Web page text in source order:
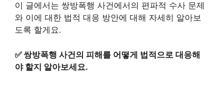
이 글에서는 쌍방폭행 사건에서의 편파적 수사 문제
와 이에 대한 법적 대응 방안에 대해 자세히 알아보
도록 할게요.
✅ 쌍방폭행 사건의 피해를 어떻게 법적으로 대응해
야 할지 알아보세요.